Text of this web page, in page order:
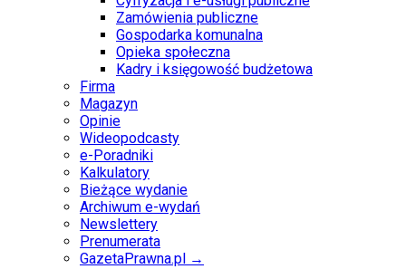
Zamówienia publiczne
Gospodarka komunalna
Opieka społeczna
Kadry i księgowość budżetowa
Firma
Magazyn
Opinie
Wideopodcasty
e-Poradniki
Kalkulatory
Bieżące wydanie
Archiwum e-wydań
Newslettery
Prenumerata
GazetaPrawna.pl →